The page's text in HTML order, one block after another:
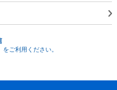
ご利用ください。